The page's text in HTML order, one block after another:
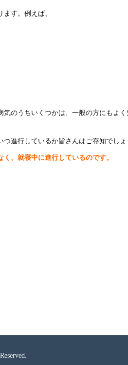
す。例えば、
のうちいくつかは、一般の方にもよ
進行しているか皆さんはご存知でしょ
、就寝中に進行しているのです。